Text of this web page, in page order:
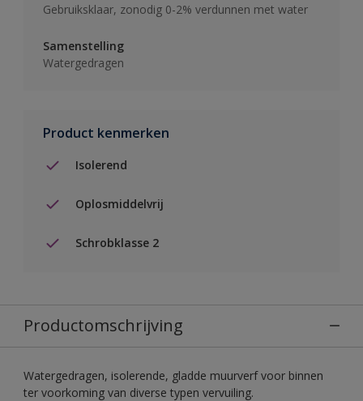
Gebruiksklaar, zonodig 0-2% verdunnen met water
Samenstelling
Watergedragen
Product kenmerken
Isolerend
Oplosmiddelvrij
Schrobklasse 2
Productomschrijving
Watergedragen, isolerende, gladde muurverf voor binnen
ter voorkoming van diverse typen vervuiling.